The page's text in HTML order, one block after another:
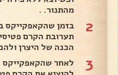
מהתנור. .
2
בזמן שהקאפקייקס
תערובת הקרם
הכנה של היצרן
3
לאחר